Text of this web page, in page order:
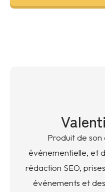
Produit de
événementielle, et
rédaction SEO,
événements et